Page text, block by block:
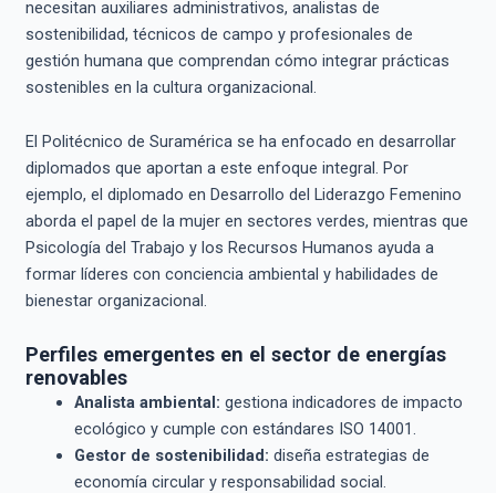
necesitan auxiliares administrativos, analistas de
sostenibilidad, técnicos de campo y profesionales de
gestión humana que comprendan cómo integrar prácticas
sostenibles en la cultura organizacional.
El Politécnico de Suramérica se ha enfocado en desarrollar
diplomados que aportan a este enfoque integral. Por
ejemplo, el diplomado en Desarrollo del Liderazgo Femenino
aborda el papel de la mujer en sectores verdes, mientras que
Psicología del Trabajo y los Recursos Humanos ayuda a
formar líderes con conciencia ambiental y habilidades de
bienestar organizacional.
Perfiles emergentes en el sector de energías
renovables
Analista ambiental: gestiona indicadores de impacto
ecológico y cumple con estándares ISO 14001.
Gestor de sostenibilidad: diseña estrategias de
economía circular y responsabilidad social.